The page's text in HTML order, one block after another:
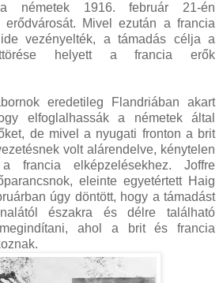
németek 1916. február 21-én
erődvárosát. Mivel ezután a francia
vezényelték, a támadás célja a
helyett a francia erők
eredetileg Flandriában akart
elfoglalhassák a németek által
de mivel a nyugati fronton a brit
volt alárendelve, kénytelen
francia elképzelésekhez. Joffre
eleinte egyetértett Haig
úgy döntött, hogy a támadást
északra és délre található
ahol a brit és francia